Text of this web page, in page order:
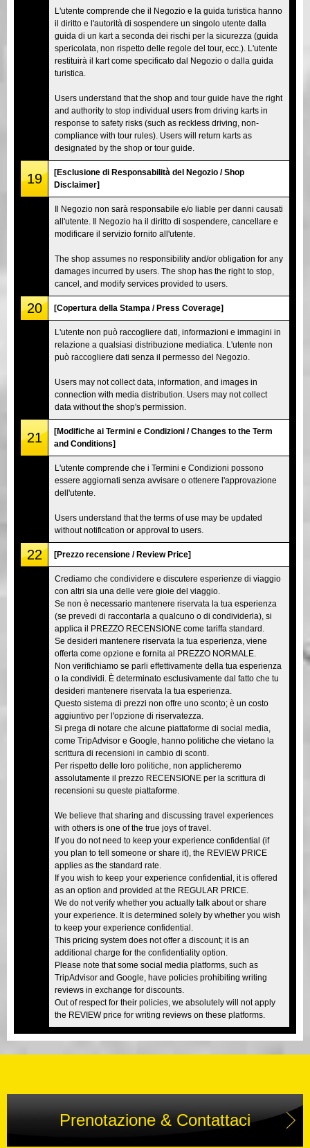
L'utente comprende che il Negozio e la guida turistica hanno
il diritto e l'autorità di sospendere un singolo utente dalla
guida di un kart a seconda dei rischi per la sicurezza (guida
spericolata, non rispetto delle regole del tour, ecc.). L'utente
restituirà il kart come specificato dal Negozio o dalla guida
turistica.
Users understand that the shop and tour guide have the right
and authority to stop individual users from driving karts in
response to safety risks (such as reckless driving, non-
compliance with tour rules). Users will return karts as
designated by the shop or tour guide.
19
[Esclusione di Responsabilità del Negozio / Shop
Disclaimer]
Il Negozio non sarà responsabile e/o liable per danni causati
all'utente. Il Negozio ha il diritto di sospendere, cancellare e
modificare il servizio fornito all'utente.
The shop assumes no responsibility and/or obligation for any
damages incurred by users. The shop has the right to stop,
cancel, and modify services provided to users.
20 [Copertura della Stampa / Press Coverage]
L'utente non può raccogliere dati, informazioni e immagini in
relazione a qualsiasi distribuzione mediatica. L'utente non
può raccogliere dati senza il permesso del Negozio.
Users may not collect data, information, and images in
connection with media distribution. Users may not collect
data without the shop's permission.
21
[Modifiche ai Termini e Condizioni / Changes to the Term
and Conditions]
L'utente comprende che i Termini e Condizioni possono
essere aggiornati senza avvisare o ottenere l'approvazione
dell'utente.
Users understand that the terms of use may be updated
without notification or approval to users.
22 [Prezzo recensione / Review Price]
Crediamo che condividere e discutere esperienze di viaggio
con altri sia una delle vere gioie del viaggio.
Se non è necessario mantenere riservata la tua esperienza
(se prevedi di raccontarla a qualcuno o di condividerla), si
applica il PREZZO RECENSIONE come tariffa standard.
Se desideri mantenere riservata la tua esperienza, viene
offerta come opzione e fornita al PREZZO NORMALE.
Non verifichiamo se parli effettivamente della tua esperienza
o la condividi. È determinato esclusivamente dal fatto che tu
desideri mantenere riservata la tua esperienza.
Questo sistema di prezzi non offre uno sconto; è un costo
aggiuntivo per l'opzione di riservatezza.
Si prega di notare che alcune piattaforme di social media,
come TripAdvisor e Google, hanno politiche che vietano la
scrittura di recensioni in cambio di sconti.
Per rispetto delle loro politiche, non applicheremo
assolutamente il prezzo RECENSIONE per la scrittura di
recensioni su queste piattaforme.
We believe that sharing and discussing travel experiences
with others is one of the true joys of travel.
If you do not need to keep your experience confidential (if
you plan to tell someone or share it), the REVIEW PRICE
applies as the standard rate.
If you wish to keep your experience confidential, it is offered
as an option and provided at the REGULAR PRICE.
We do not verify whether you actually talk about or share
your experience. It is determined solely by whether you wish
to keep your experience confidential.
This pricing system does not offer a discount; it is an
additional charge for the confidentiality option.
Please note that some social media platforms, such as
TripAdvisor and Google, have policies prohibiting writing
reviews in exchange for discounts.
Out of respect for their policies, we absolutely will not apply
the REVIEW price for writing reviews on these platforms.
Prenotazione & Contattaci